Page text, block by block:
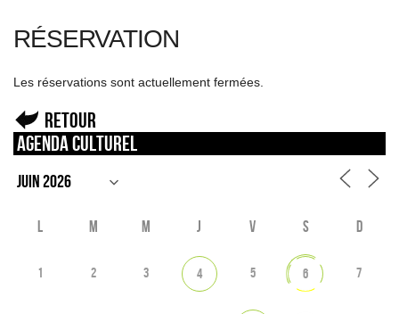
RÉSERVATION
Les réservations sont actuellement fermées.
Retour
Agenda culturel
L M M J V S D
1 2 3 4 5 6 7